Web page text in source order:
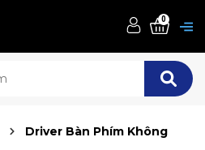
0
Driver Bàn Phím Không